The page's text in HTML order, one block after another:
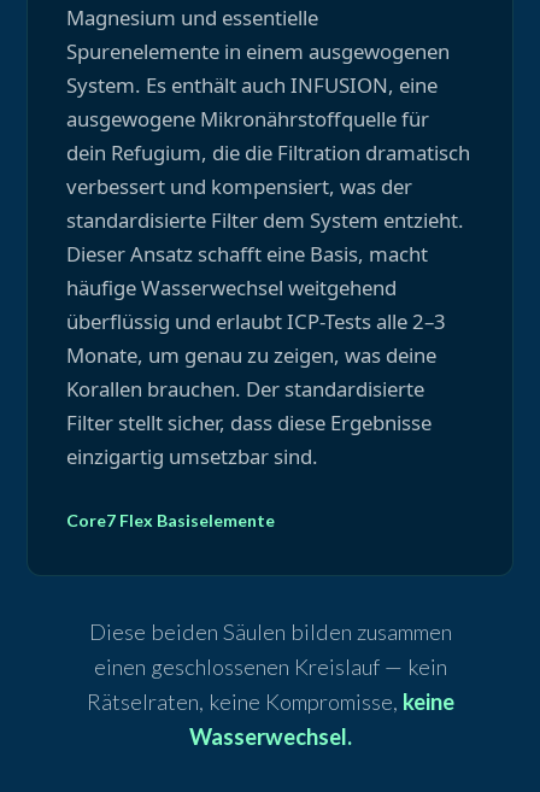
Magnesium und essentielle
Spurenelemente in einem ausgewogenen
System. Es enthält auch INFUSION, eine
ausgewogene Mikronährstoffquelle für
dein Refugium, die die Filtration dramatisch
verbessert und kompensiert, was der
standardisierte Filter dem System entzieht.
Dieser Ansatz schafft eine Basis, macht
häufige Wasserwechsel weitgehend
überflüssig und erlaubt ICP-Tests alle 2–3
Monate, um genau zu zeigen, was deine
Korallen brauchen. Der standardisierte
Filter stellt sicher, dass diese Ergebnisse
einzigartig umsetzbar sind.
Core7 Flex Basiselemente
Diese beiden Säulen bilden zusammen
einen geschlossenen Kreislauf — kein
Rätselraten, keine Kompromisse, keine
Wasserwechsel.